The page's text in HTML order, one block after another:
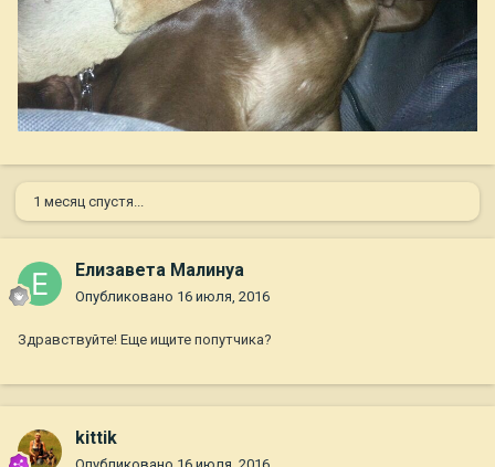
1 месяц спустя...
Елизавета Малинуа
Опубликовано 16 июля, 2016
Здравствуйте! Еще ищите попутчика?
kittik